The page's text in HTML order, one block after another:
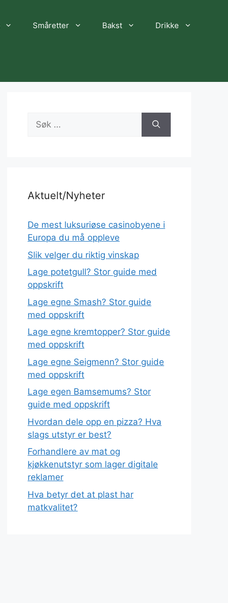
Småretter Bakst Drikke
Søk
etter:
Aktuelt/Nyheter
De mest luksuriøse casinobyene i
Europa du må oppleve
Slik velger du riktig vinskap
Lage potetgull? Stor guide med
oppskrift
Lage egne Smash? Stor guide
med oppskrift
Lage egne kremtopper? Stor guide
med oppskrift
Lage egne Seigmenn? Stor guide
med oppskrift
Lage egen Bamsemums? Stor
guide med oppskrift
Hvordan dele opp en pizza? Hva
slags utstyr er best?
Forhandlere av mat og
kjøkkenutstyr som lager digitale
reklamer
Hva betyr det at plast har
matkvalitet?